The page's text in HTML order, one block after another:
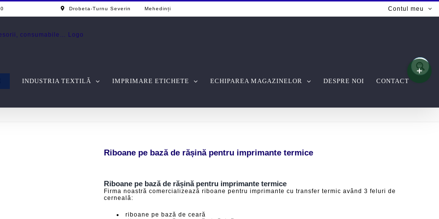
- 17.00 Drobeta-Turnu Severin Mehedinți Contul meu
INDUSTRIA TEXTILĂ IMPRIMARE ETICHETE ECHIPAREA MAGAZINELOR DESPRE NOI CONTACT
Riboane pe bază de rășină pentru imprimante termice
Riboane pe bază de rășină pentru imprimante termice
Firma noastră comercializează riboane pentru imprimante cu transfer termic având 3 feluri de
cerneală:
riboane pe bază de ceară
Toggle
Sliding
Bar
Area